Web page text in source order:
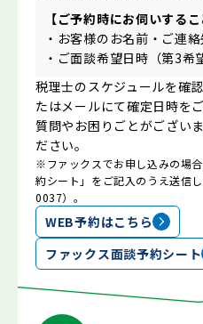
【ご予約時にお伺いする
・お客様のお名前・ご連
・ご面談希望日時（第3希
税理士のスケジュールを確
たはメールにて確定日時を
質問やお困りごとがござい
ださい。
※ファックスでお申し込みの場
約シート」をご記入のうえ送信
0037）。
WEB予約はこちら
ファックス面談予約シート